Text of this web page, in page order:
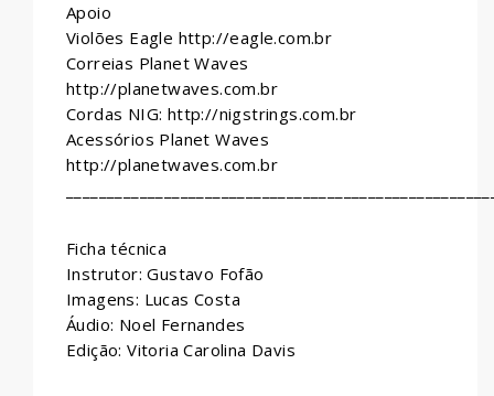
Apoio
Violões Eagle http://eagle.com.br
Correias Planet Waves
http://planetwaves.com.br
Cordas NIG: http://nigstrings.com.br
Acessórios Planet Waves
http://planetwaves.com.br
Ficha técnica
Instrutor: Gustavo Fofão
Imagens: Lucas Costa
Áudio: Noel Fernandes
Edição: Vitoria Carolina Davis